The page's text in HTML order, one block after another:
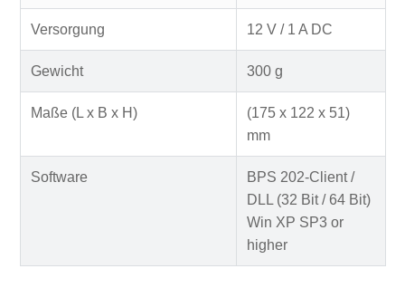
Versorgung 12 V / 1 A DC
Gewicht 300 g
Maße (L x B x H)
(175 x 122 x 51)
mm
Software
BPS 202-Client /
DLL (32 Bit / 64 Bit)
Win XP SP3 or
higher